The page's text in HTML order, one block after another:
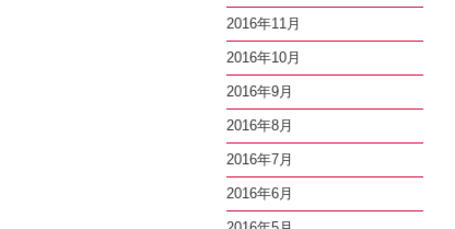
2016年11月
2016年10月
2016年9月
2016年8月
2016年7月
2016年6月